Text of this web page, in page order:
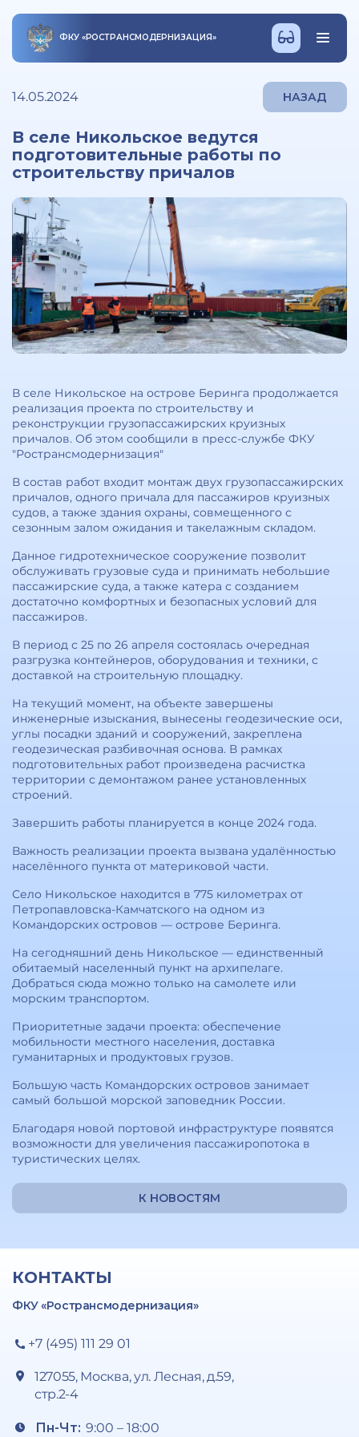
ФКУ «РОСТРАНСМОДЕРНИЗАЦИЯ»
14.05.2024 НАЗАД
В селе Никольское ведутся
подготовительные работы по
строительству причалов
В селе Никольское на острове Беринга продолжается
реализация проекта по строительству и
реконструкции грузопассажирских круизных
причалов. Об этом сообщили в пресс-службе ФКУ
"Ространсмодернизация"
В состав работ входит монтаж двух грузопассажирских
причалов, одного причала для пассажиров круизных
судов, а также здания охраны, совмещенного с
сезонным залом ожидания и такелажным складом.
Данное гидротехническое сооружение позволит
обслуживать грузовые суда и принимать небольшие
пассажирские суда, а также катера с созданием
достаточно комфортных и безопасных условий для
пассажиров.
В период с 25 по 26 апреля состоялась очередная
разгрузка контейнеров, оборудования и техники, с
доставкой на строительную площадку.
На текущий момент, на объекте завершены
инженерные изыскания, вынесены геодезические оси,
углы посадки зданий и сооружений, закреплена
геодезическая разбивочная основа. В рамках
подготовительных работ произведена расчистка
территории с демонтажом ранее установленных
строений.
Завершить работы планируется в конце 2024 года.
Важность реализации проекта вызвана удалённостью
населённого пункта от материковой части.
Село Никольское находится в 775 километрах от
Петропавловска-Камчатского на одном из
Командорских островов — острове Беринга.
На сегодняшний день Никольское — единственный
обитаемый населенный пункт на архипелаге.
Добраться сюда можно только на самолете или
морским транспортом.
Приоритетные задачи проекта: обеспечение
мобильности местного населения, доставка
гуманитарных и продуктовых грузов.
Большую часть Командорских островов занимает
самый большой морской заповедник России.
Благодаря новой портовой инфраструктуре появятся
возможности для увеличения пассажиропотока в
туристических целях.
К НОВОСТЯМ
КОНТАКТЫ
ФКУ «Ространсмодернизация»
+7 (495) 111 29 01
127055, Москва, ул. Лесная, д.59,
стр.2-4
Пн-Чт: 9:00 – 18:00